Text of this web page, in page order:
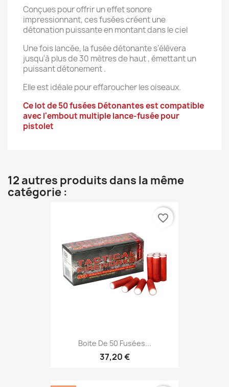
Conçues pour offrir un effet sonore
impressionnant, ces fusées créent une
détonation puissante en montant dans le ciel
Une fois lancée, la fusée détonante s'élèvera
jusqu'à plus de 30 mètres de haut , émettant un
puissant détonement .
Elle est idéale pour effaroucher les oiseaux.
Ce lot de 50 fusées Détonantes est compatible
avec l'embout multiple lance-fusée pour
pistolet
12 autres produits dans la même
catégorie :
Boite De 50 Fusées...
37,20 €
favorite_border